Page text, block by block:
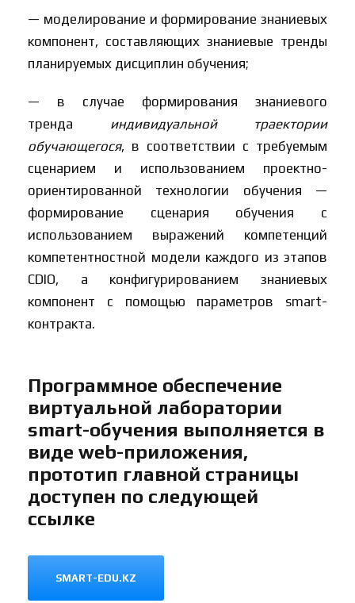
— моделирование и формирование знаниевых
компонент, составляющих знаниевые тренды
планируемых дисциплин обучения;
— в случае формирования знаниевого
тренда индивидуальной траектории
обучающегося, в соответствии с требуемым
сценарием и использованием проектно-
ориентированной технологии обучения —
формирование сценария обучения с
использованием выражений компетенций
компетентностной модели каждого из этапов
CDIO, а конфигурированием знаниевых
компонент с помощью параметров smart-
контракта.
Программное обеспечение
виртуальной лаборатории
smart-обучения выполняется в
виде web-приложения,
прототип главной страницы
доступен по следующей
ссылке
SMART-EDU.KZ